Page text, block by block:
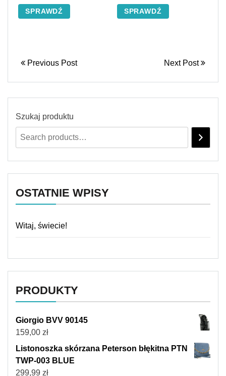
SPRAWDŹ SPRAWDŹ
Previous Post Next Post
Szukaj produktu
OSTATNIE WPISY
Witaj, świecie!
PRODUKTY
Giorgio BVV 90145
159,00 zł
Listonoszka skórzana Peterson błękitna PTN
TWP-003 BLUE
299,99 zł